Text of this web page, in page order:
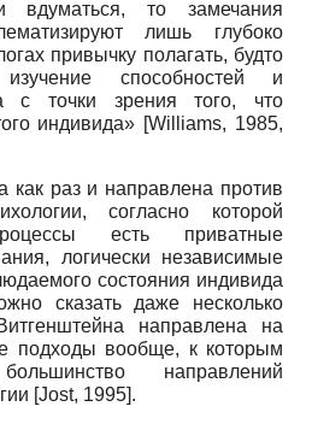
то замечания
лишь глубоко
привычку полагать, будто
способностей и
с точки зрения того, что
индивида» [Williams, 1985,
как раз и направлена против
согласно которой
есть приватные
логически независимые
состояния индивида
сказать даже несколько
направлена на
подходы вообще, к которым
направлений
[Jost, 1995].